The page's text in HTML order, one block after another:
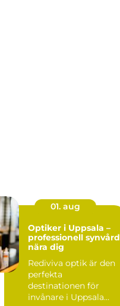
01. aug
Optiker i Uppsala –
professionell synvård
nära dig
Rediviva optik är den
perfekta
destinationen för
invånare i Uppsala